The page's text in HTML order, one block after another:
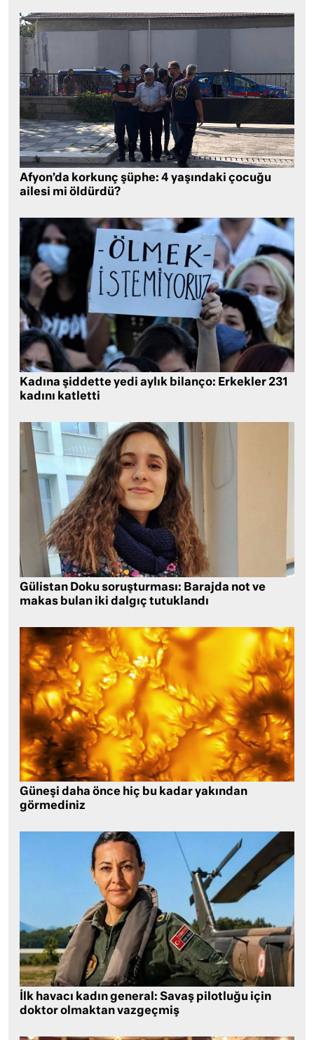
Afyon’da korkunç şüphe: 4 yaşındaki çocuğu
ailesi mi öldürdü?
Kadına şiddette yedi aylık bilanço: Erkekler 231
kadını katletti
Gülistan Doku soruşturması: Barajda not ve
makas bulan iki dalgıç tutuklandı
Güneşi daha önce hiç bu kadar yakından
görmediniz
İlk havacı kadın general: Savaş pilotluğu için
doktor olmaktan vazgeçmiş